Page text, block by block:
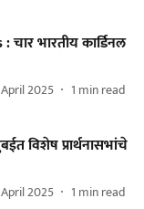
भारतीय कार्डिनल
2025 1 min read
विशेष प्रार्थनासभांचे
2025 1 min read